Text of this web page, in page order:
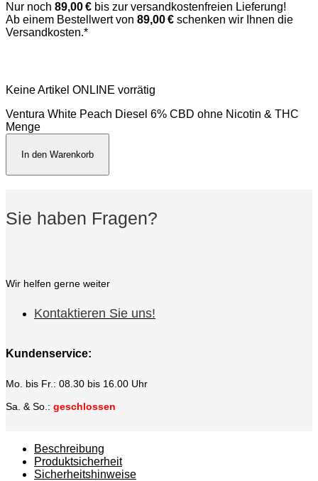
Nur noch 89,00 € bis zur versandkostenfreien Lieferung!
Ab einem Bestellwert von 89,00 € schenken wir Ihnen die
Versandkosten.*
Keine Artikel ONLINE vorrätig
Ventura White Peach Diesel 6% CBD ohne Nicotin & THC
Menge
In den Warenkorb
Sie haben Fragen?
Wir helfen gerne weiter
Kontaktieren Sie uns!
Kundenservice:
Mo. bis Fr.: 08.30 bis 16.00 Uhr
Sa. & So.: geschlossen
Beschreibung
Produktsicherheit
Sicherheitshinweise